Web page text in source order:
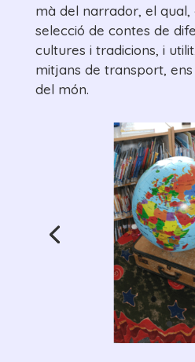
mà del narrador, el qual,
selecció de contes de
cultures i tradicions, i
mitjans de transport,
del món.